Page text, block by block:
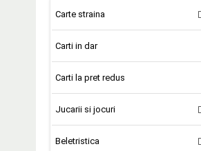
Carte straina
Carti in dar
Carti la pret redus
Jucarii si jocuri
Beletristica